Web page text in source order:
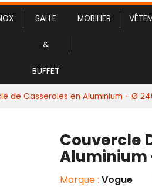
SALLE
&
BUFFET
MOBILIER
de Casseroles en Aluminium - Ø
Couvercle
Aluminium
Marque : Vogue